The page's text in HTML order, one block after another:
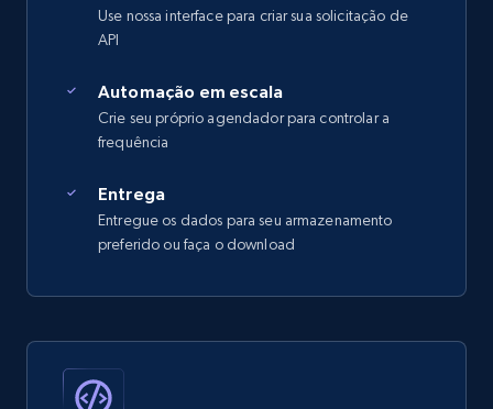
Use nossa interface para criar sua solicitação de
API
Automação em escala
Crie seu próprio agendador para controlar a
frequência
Entrega
Entregue os dados para seu armazenamento
preferido ou faça o download